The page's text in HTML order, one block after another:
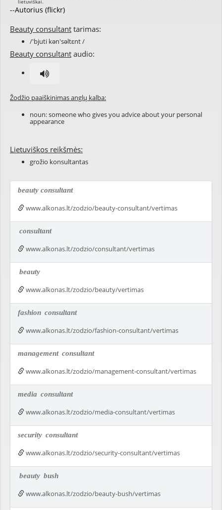
--Autorius (flickr)
Beauty consultant tarimas:
/'bjuti kən'səltɛnt /
Beauty consultant audio:
Žodžio paaiškinimas anglų kalba:
noun: someone who gives you advice about your personal
appearance
Lietuviškos reikšmės:
grožio konsultantas
beauty consultant
www.alkonas.lt/zodzio/beauty-consultant/vertimas
consultant
www.alkonas.lt/zodzio/consultant/vertimas
beauty
www.alkonas.lt/zodzio/beauty/vertimas
fashion consultant
www.alkonas.lt/zodzio/fashion-consultant/vertimas
management consultant
www.alkonas.lt/zodzio/management-consultant/vertimas
media consultant
www.alkonas.lt/zodzio/media-consultant/vertimas
security consultant
www.alkonas.lt/zodzio/security-consultant/vertimas
beauty bush
www.alkonas.lt/zodzio/beauty-bush/vertimas